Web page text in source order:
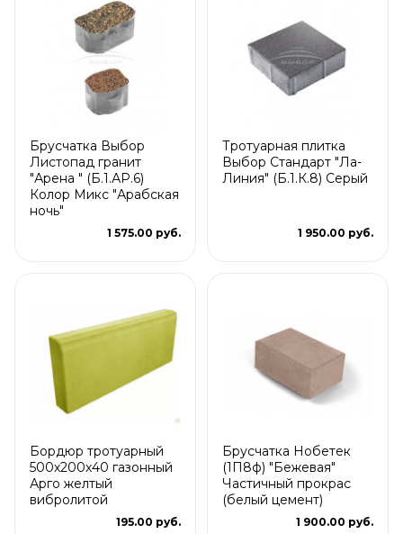
Брусчатка Выбор
Листопад гранит
"Арена " (Б.1.АР.6)
Колор Микс "Арабская
ночь"
1 575.00 руб.
Тротуарная плитка
Выбор Стандарт "Ла-
Линия" (Б.1.К.8) Серый
1 950.00 руб.
Бордюр тротуарный
500х200х40 газонный
Арго желтый
вибролитой
195.00 руб.
Брусчатка Нобетек
(1П8ф) "Бежевая"
Частичный прокрас
(белый цемент)
1 900.00 руб.